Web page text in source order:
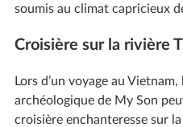
soumis au climat capricieux
Croisière sur la rivière
Lors d’un voyage au
archéologique de My Son
croisière enchanteresse sur